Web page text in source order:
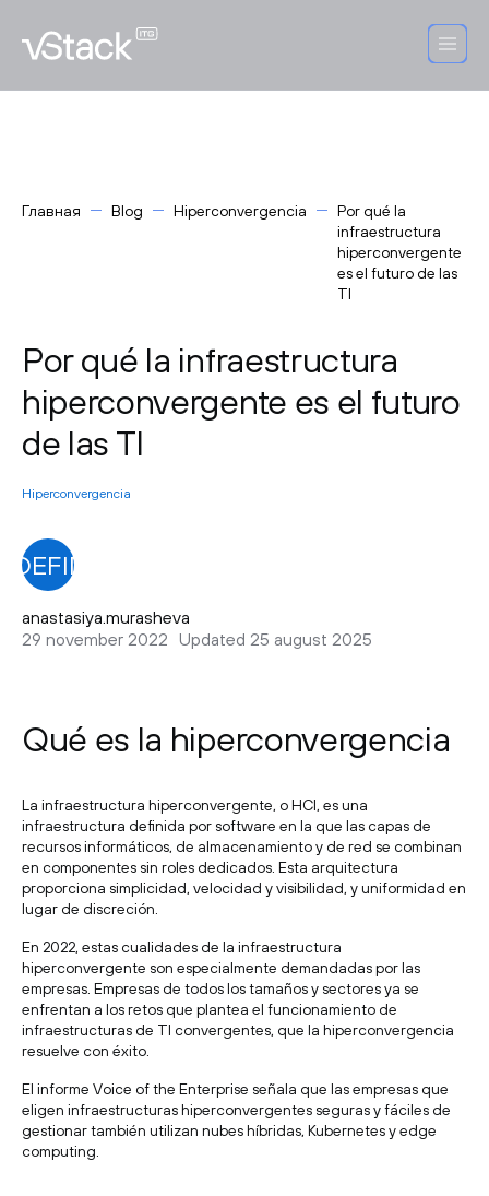
Главная Blog Hiperconvergencia
Por qué la
infraestructura
hiperconvergente
es el futuro de las
TI
Por qué la infraestructura
hiperconvergente es el futuro
de las TI
Hiperconvergencia
anastasiya.murasheva
29 november 2022
Updated 25 august 2025
Qué es la hiperconvergencia
La infraestructura hiperconvergente, o HCI, es una
infraestructura definida por software en la que las capas de
recursos informáticos, de almacenamiento y de red se combinan
en componentes sin roles dedicados. Esta arquitectura
proporciona simplicidad, velocidad y visibilidad, y uniformidad en
lugar de discreción.
En 2022, estas cualidades de la infraestructura
hiperconvergente son especialmente demandadas por las
empresas. Empresas de todos los tamaños y sectores ya se
enfrentan a los retos que plantea el funcionamiento de
infraestructuras de TI convergentes, que la hiperconvergencia
resuelve con éxito.
El informe Voice of the Enterprise señala que las empresas que
eligen infraestructuras hiperconvergentes seguras y fáciles de
gestionar también utilizan nubes híbridas, Kubernetes y edge
computing.